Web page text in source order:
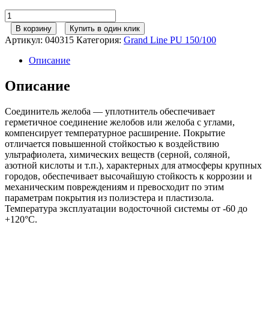
Количество
товара
Соединитель
желоба
150
мм
8017
шоколад
В корзину Купить в один клик
Артикул: 040315 Категория: Grand Line РU 150/100
Описание
Описание
Соединитель желоба — уплотнитель обеспечивает
герметичное соединение желобов или желоба с углами,
компенсирует температурное расширение. Покрытие
отличается повышенной стойкостью к воздействию
ультрафиолета, химических веществ (серной, соляной,
азотной кислоты и т.п.), характерных для атмосферы крупных
городов, обеспечивает высочайшую стойкость к коррозии и
механическим повреждениям и превосходит по этим
параметрам покрытия из полиэстера и пластизола.
Температура эксплуатации водосточной системы от -60 до
+120°C.